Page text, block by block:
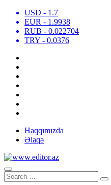
USD - 1.7
EUR - 1.9938
RUB - 0.022704
TRY - 0.0376
Haqqımızda
Əlaqə